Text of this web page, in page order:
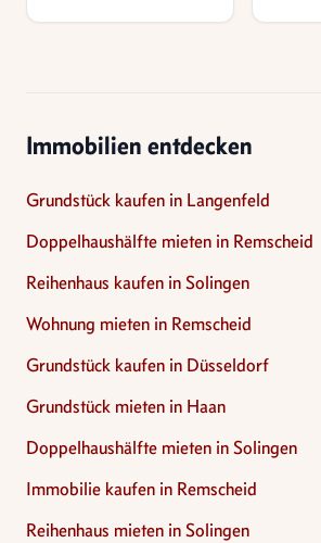
Immobilien entdecken
Grundstück kaufen in Langenfeld
Doppelhaushälfte mieten in Remscheid
Reihenhaus kaufen in Solingen
Wohnung mieten in Remscheid
Grundstück kaufen in Düsseldorf
Grundstück mieten in Haan
Doppelhaushälfte mieten in Solingen
Immobilie kaufen in Remscheid
Reihenhaus mieten in Solingen